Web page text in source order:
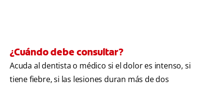
¿Cuándo debe consultar?
Acuda al dentista o médico si el dolor es intenso, si
tiene fiebre, si las lesiones duran más de dos